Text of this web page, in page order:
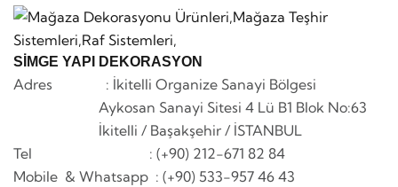
SİMGE YAPI DEKORASYON
Adres : İkitelli Organize Sanayi Bölgesi
Aykosan Sanayi Sitesi 4 Lü B1 Blok No:63
İkitelli / Başakşehir / İSTANBUL
Tel : (+90) 212-671 82 84
Mobile & Whatsapp : (+90) 533-957 46 43